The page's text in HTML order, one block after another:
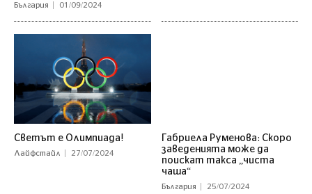
България 01/09/2024
Светът е Олимпиада!
Лайфстайл 27/07/2024
Габриела Руменова: Скоро
заведенията може да
поискат такса „чиста
чаша“
България 25/07/2024